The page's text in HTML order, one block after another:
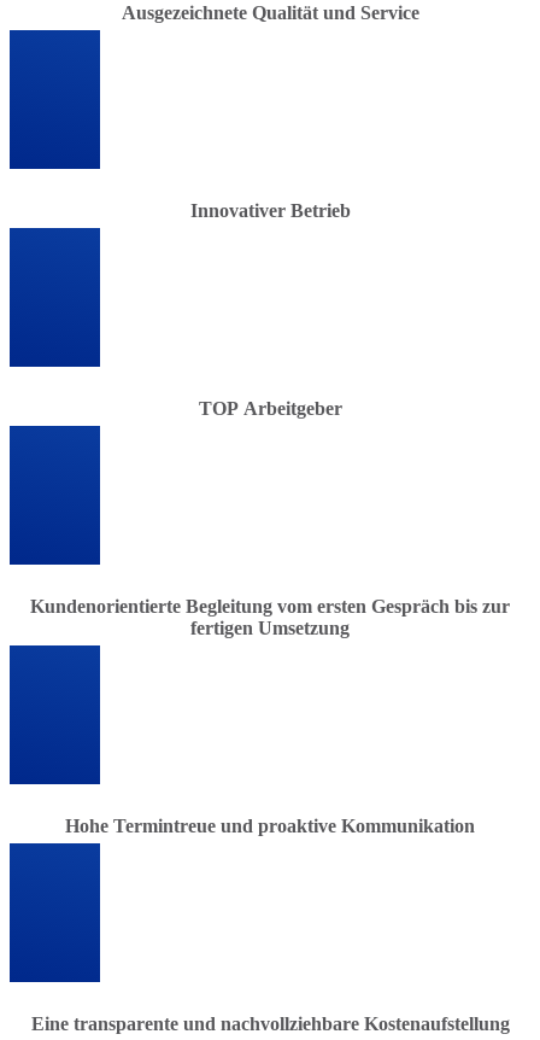
Ausgezeichnete Qualität und Service
Innovativer Betrieb
TOP Arbeitgeber
Kundenorientierte Begleitung vom ersten Gespräch bis zur
fertigen Umsetzung
Hohe Termintreue und proaktive Kommunikation
Eine transparente und nachvollziehbare Kostenaufstellung